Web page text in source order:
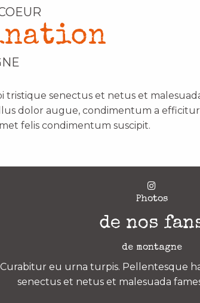
senectus et netus et
dolor augue, condimentum a efficitur
felis condimentum suscipit.
Photos
de nos
de montagne
Curabitur eu urna turpis. Pellentesque
senectus et netus et malesuada